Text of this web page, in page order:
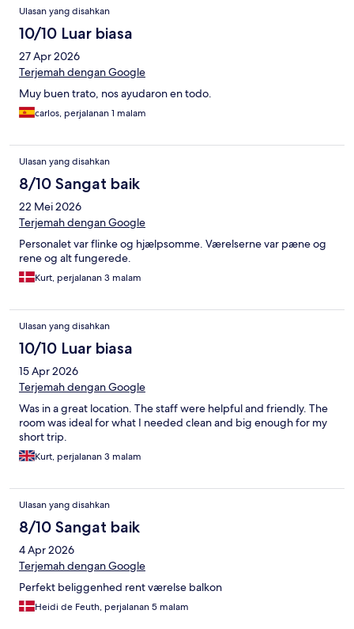
Ulasan yang disahkan
10/10 Luar biasa
27 Apr 2026
Terjemah dengan Google
Muy buen trato, nos ayudaron en todo.
carlos, perjalanan 1 malam
Ulasan yang disahkan
8/10 Sangat baik
22 Mei 2026
Terjemah dengan Google
Personalet var flinke og hjælpsomme. Værelserne var pæne og
rene og alt fungerede.
Kurt, perjalanan 3 malam
Ulasan yang disahkan
10/10 Luar biasa
15 Apr 2026
Terjemah dengan Google
Was in a great location. The staff were helpful and friendly. The
room was ideal for what I needed clean and big enough for my
short trip.
Kurt, perjalanan 3 malam
Ulasan yang disahkan
8/10 Sangat baik
4 Apr 2026
Terjemah dengan Google
Perfekt beliggenhed rent værelse balkon
Heidi de Feuth, perjalanan 5 malam